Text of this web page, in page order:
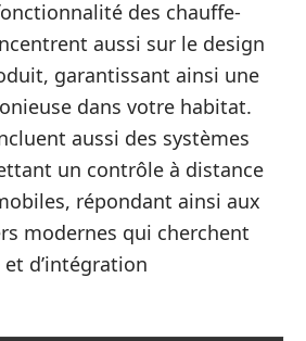
des chauffe-
aussi sur le design
garantissant ainsi une
dans votre habitat.
aussi des systèmes
un contrôle à distance
répondant ainsi aux
modernes qui cherchent
d’intégration